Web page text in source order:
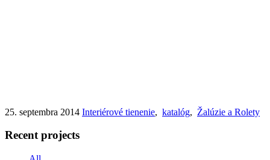
25. septembra 2014 Interiérové tienenie, katalóg, Žalúzie a Rolety
Recent projects